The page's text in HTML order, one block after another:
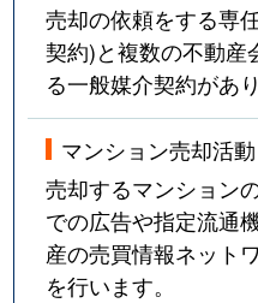
売却の依頼をする専
契約)と複数の不動産
る一般媒介契約があり
マンション売却活動
売却するマンション
での広告や指定流通
産の売買情報ネット
を行います。